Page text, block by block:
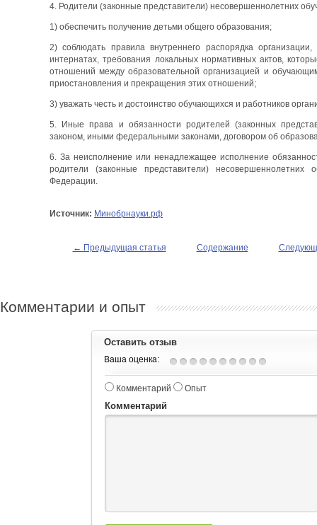
4. Родители (законные представители) несовершеннолетних
1) обеспечить получение детьми общего образования;
2) соблюдать правила внутреннего распорядка
интернатах, требования локальных нормативных актов,
отношений между образовательной организацией и
приостановления и прекращения этих отношений;
3) уважать честь и достоинство обучающихся и работников
5. Иные права и обязанности родителей (законных
законом, иными федеральными законами, договором об
6. За неисполнение или ненадлежащее исполнение
родители (законные представители) несовершеннолетних
Федерации.
Источник: Минобрнауки.рф
← Предыдущая статья Содержание
Комментарии и опыт
Оставить отзыв
Ваша оценка:
Комментарий Опыт
Комментарий